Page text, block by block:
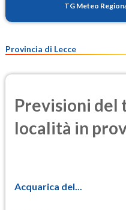
TG Meteo
Provincia di Lecce
Previsioni del
località in
Acquarica del...